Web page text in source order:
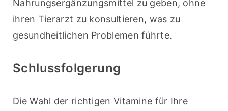
Nahrungsergänzungsmittel zu geben, ohne
ihren Tierarzt zu konsultieren, was zu
gesundheitlichen Problemen führte.
Schlussfolgerung
Die Wahl der richtigen Vitamine für Ihre